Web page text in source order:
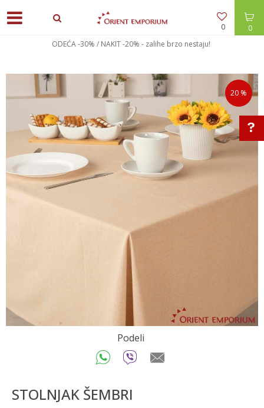
0
0
ODEĆA -30% / NAKIT -20% - zalihe brzo nestaju!
20 %
Podeli
STOLNJAK ŠEMBRI